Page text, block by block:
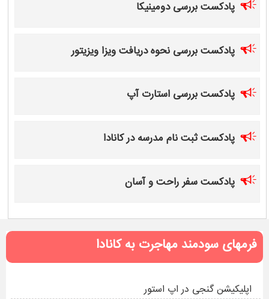
پادکست بررسی دومینیکا
پادکست بررسی نحوه دریافت ویزا ویزیتور
پادکست بررسی استارت آپ
پادکست ثبت نام مدرسه در کانادا
پادکست سفر راحت و آسان
فرمهای سودمند مهاجرت به کانادا
اپلیکیشن گنجی در اپ استور